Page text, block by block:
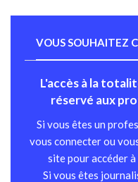
VOUS SOUHAITEZ
L'accès à la
réservé aux
Si vous êtes un
vous connecter ou
site pour accéder
Si vous êtes